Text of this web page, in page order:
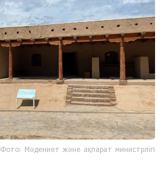
Фото: Мәдениет және ақпарат министрлігі